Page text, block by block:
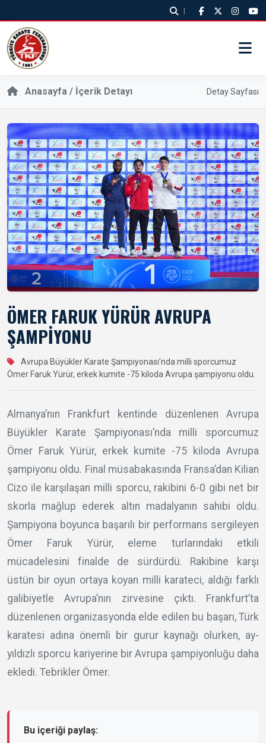
|
Anasayfa / İçerik Detayı Detay Sayfası
ÖMER FARUK YÜRÜR AVRUPA
ŞAMPİYONU
Avrupa Büyükler Karate Şampiyonası’nda milli sporcumuz
Ömer Faruk Yürür, erkek kumite -75 kiloda Avrupa şampiyonu oldu.
Almanya’nın Frankfurt kentinde düzenlenen Avrupa
Büyükler Karate Şampiyonası’nda milli sporcumuz
Ömer Faruk Yürür, erkek kumite -75 kiloda Avrupa
şampiyonu oldu. Final müsabakasında Fransa’dan Kilian
Cizo ile karşılaşan milli sporcu, rakibini 6-0 gibi net bir
skorla mağlup ederek altın madalyanın sahibi oldu.
Şampiyona boyunca başarılı bir performans sergileyen
Ömer Faruk Yürür, eleme turlarındaki etkili
mücadelesini finalde de sürdürdü. Rakibine karşı
üstün bir oyun ortaya koyan milli karateci, aldığı farklı
galibiyetle Avrupa’nın zirvesine çıktı. Frankfurt’ta
düzenlenen organizasyonda elde edilen bu başarı, Türk
karatesi adına önemli bir gurur kaynağı olurken, ay-
yıldızlı sporcu kariyerine bir Avrupa şampiyonluğu daha
ekledi. Tebrikler Ömer.
Bu içeriği paylaş: